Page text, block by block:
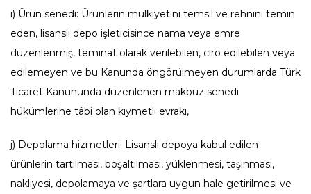
ı) Ürün senedi: Ürünlerin mülkiyetini temsil ve rehnini temin
eden, lisanslı depo işleticisince nama veya emre
düzenlenmiş, teminat olarak verilebilen, ciro edilebilen veya
edilemeyen ve bu Kanunda öngörülmeyen durumlarda Türk
Ticaret Kanununda düzenlenen makbuz senedi
hükümlerine tâbi olan kıymetli evrakı,
j) Depolama hizmetleri: Lisanslı depoya kabul edilen
ürünlerin tartılması, boşaltılması, yüklenmesi, taşınması,
nakliyesi, depolamaya ve şartlara uygun hale getirilmesi ve